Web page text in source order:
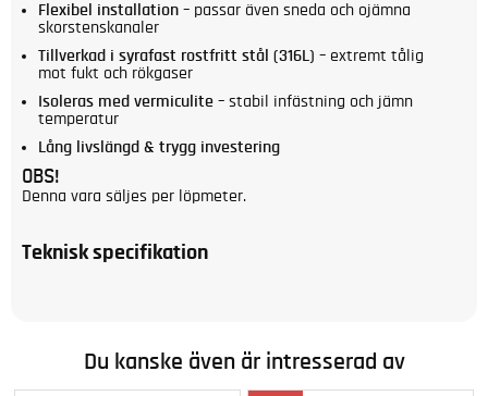
Flexibel installation – passar även sneda och ojämna
skorstenskanaler
Tillverkad i syrafast rostfritt stål (316L) – extremt tålig
mot fukt och rökgaser
Isoleras med vermiculite – stabil infästning och jämn
temperatur
Lång livslängd & trygg investering
OBS!
Denna vara säljes per löpmeter.
Teknisk specifikation
Du kanske även är intresserad av